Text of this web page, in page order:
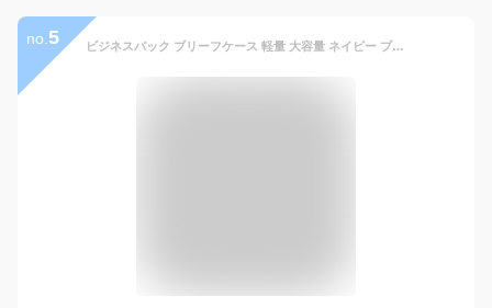
no. 5 ビジネスバック ブリーフケース 軽量 大容量 ネイビー ブラック 丈夫 メンズ ブランド 日本製 豊岡製鞄 牛革 B4 自立型 オレンジ かっこいい シンプル ギフト 撥水耐水加工 ランキング1位 大人気 2way ショルダーベルト付き 誕生日 プレゼント